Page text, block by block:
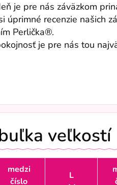
je pre nás záväzkom
úprimné recenzie našich
Perlička®.
je pre nás tou
veľkostí
medzi
číslo
L